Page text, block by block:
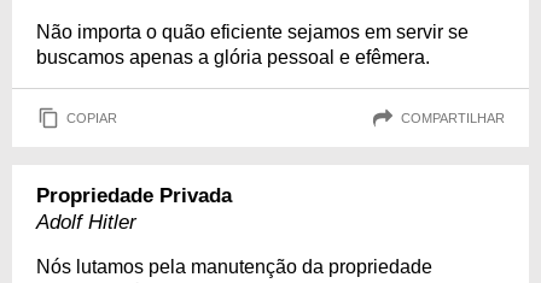
Não importa o quão eficiente sejamos em servir se
buscamos apenas a glória pessoal e efêmera.
COPIAR COMPARTILHAR
Propriedade Privada
Adolf Hitler
Nós lutamos pela manutenção da propriedade